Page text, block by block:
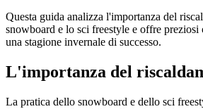
Questa guida analizza l'importanza del
snowboard e lo sci freestyle e offre preziosi
una stagione invernale di successo.
L'importanza del
La pratica dello snowboard e dello sci